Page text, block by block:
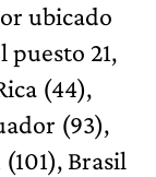
ubicado
puesto 21,
(44),
(93),
Brasil